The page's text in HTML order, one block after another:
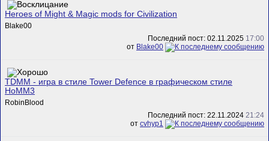
Heroes of Might & Magic mods for Civilization
Blake00
Последний пост: 02.11.2025 17:00
от Blake00
TDMM - игра в стиле Tower Defence в графическом стиле
HoMM3
RobinBlood
Последний пост: 22.11.2024 21:24
от cvhyp1